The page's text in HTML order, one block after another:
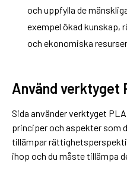
och uppfylla de
exempel ökad kunskap,
och ekonomiska resurser.
Använd verktyget
Sida använder verktyget
principer och aspekter som
tillämpar
ihop och du måste tillämpa